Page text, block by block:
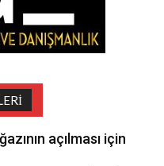
açılması için